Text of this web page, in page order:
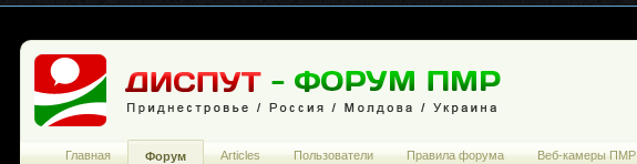
Главная Форум Articles Пользователи Правила форума Веб-камеры ПМР